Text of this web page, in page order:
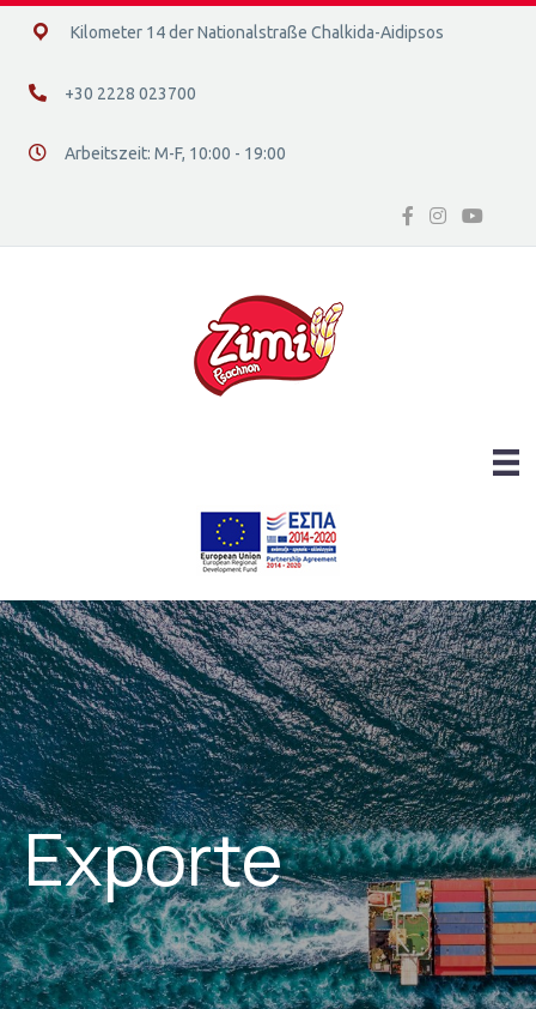
14ο χλμ. Ε.Ο. Χαλκίδας – Αιδηψού, 34400
Kilometer 14 der Nationalstraße Chalkida-Aidipsos
+30 2228 023700
+30 2228 023700
Διεύθυνση οδός 16, Ελλάδα
Arbeitszeit: Μ-F, 10:00 - 19:00
Exporte